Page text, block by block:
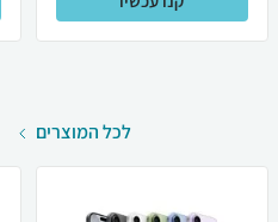
לכל המוצרים